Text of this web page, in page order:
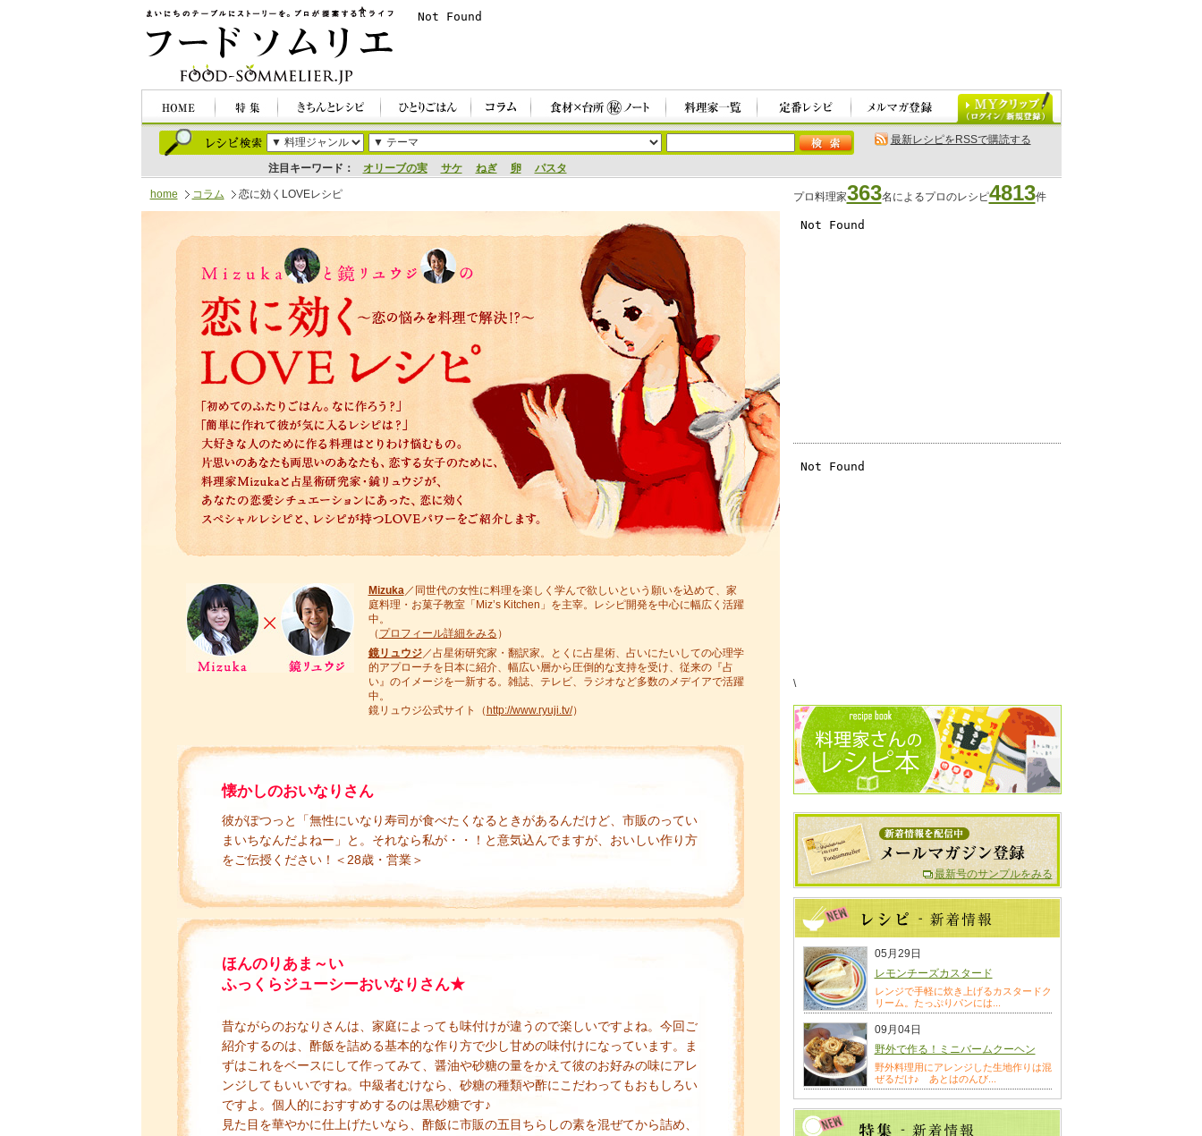
注目キーワード： オリーブの実 サケ ねぎ 卵 パスタ
最新レシピをRSSで購読する
home コラム 恋に効くLOVEレシピ プロ料理家363名によるプロのレシピ4813件
Mizuka／同世代の女性に料理を楽しく学んで欲しいという願いを込めて、家
庭料理・お菓子教室「Miz’s Kitchen」を主宰。レシピ開発を中心に幅広く活躍
中。
（ プロフィール詳細をみる ）
鏡リュウジ／占星術研究家・翻訳家。とくに占星術、占いにたいしての心理学
的アプローチを日本に紹介、幅広い層から圧倒的な支持を受け、従来の『占
い』のイメージを一新する。雑誌、テレビ、ラジオなど多数のメデイアで活躍
中。
鏡リュウジ公式サイト（ http://www.ryuji.tv/）
懐かしのおいなりさん
彼がぽつっと「無性にいなり寿司が食べたくなるときがあるんだけど、市販のってい
まいちなんだよねー」と。それなら私が・・！と意気込んでますが、おいしい作り方
をご伝授ください！＜28歳・営業＞
ほんのりあま～い
ふっくらジューシーおいなりさん★
昔ながらのおなりさんは、家庭によっても味付けが違うので楽しいですよね。今回ご
紹介するのは、酢飯を詰める基本的な作り方で少し甘めの味付けになっています。ま
ずはこれをベースにして作ってみて、醤油や砂糖の量をかえて彼のお好みの味にアレ
ンジしてもいいですね。中級者むけなら、砂糖の種類や酢にこだわってもおもしろい
ですよ。個人的におすすめするのは黒砂糖です♪
見た目を華やかに仕上げたいなら、酢飯に市販の五目ちらしの素を混ぜてから詰め、
\
最新号のサンプルをみる
05月29日
レモンチーズカスタード
レンジで手軽に炊き上げるカスタードク
リーム。たっぷりパンには...
09月04日
野外で作る！ミニバームクーヘン
野外料理用にアレンジした生地作りは混
ぜるだけ♪ あとはのんび...